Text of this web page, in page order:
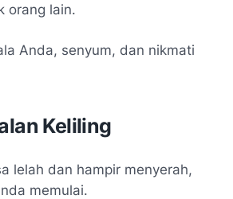
orang lain.
Anda, senyum, dan nikmati
Keliling
lelah dan hampir menyerah,
memulai.